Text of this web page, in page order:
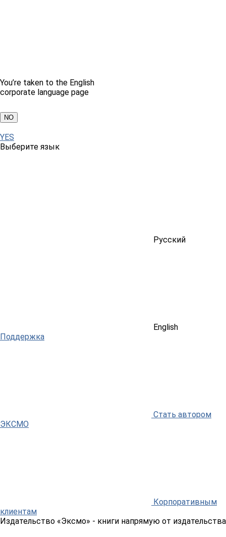
You’re taken to the English
corporate language page
NO
YES
Выберите язык
Русский
English
Поддержка
Стать автором
ЭКСМО
Корпоративным
клиентам
Издательство «Эксмо» - книги напрямую от издательства